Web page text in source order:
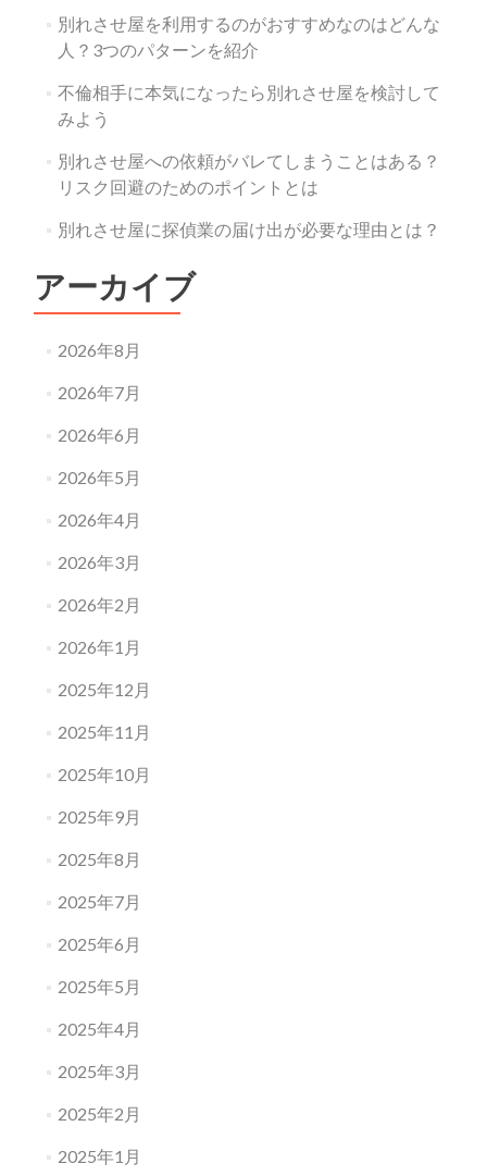
別れさせ屋を利用するのがおすすめなのはどんな
人？3つのパターンを紹介
不倫相手に本気になったら別れさせ屋を検討して
みよう
別れさせ屋への依頼がバレてしまうことはある？
リスク回避のためのポイントとは
別れさせ屋に探偵業の届け出が必要な理由とは？
アーカイブ
2026年8月
2026年7月
2026年6月
2026年5月
2026年4月
2026年3月
2026年2月
2026年1月
2025年12月
2025年11月
2025年10月
2025年9月
2025年8月
2025年7月
2025年6月
2025年5月
2025年4月
2025年3月
2025年2月
2025年1月